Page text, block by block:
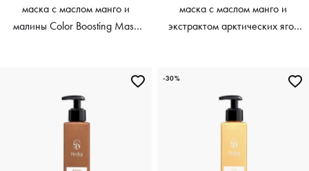
маска с маслом манго и
малины Color Boosting Mask
маска с маслом манго и
экстрактом арктических ягод
-30%